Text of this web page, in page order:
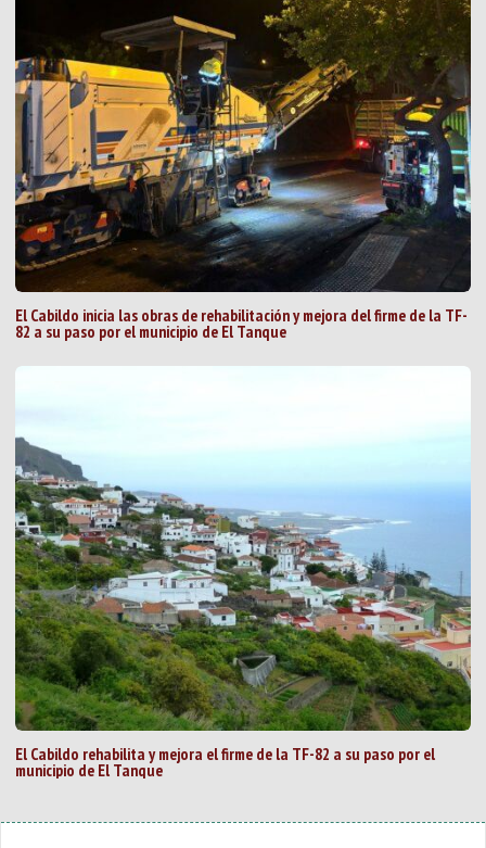
El Cabildo inicia las obras de rehabilitación y mejora del firme de la TF-
82 a su paso por el municipio de El Tanque
El Cabildo rehabilita y mejora el firme de la TF-82 a su paso por el
municipio de El Tanque